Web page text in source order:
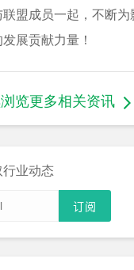
盟成员一起，不断
展贡献力量！
览更多相关资讯
业动态